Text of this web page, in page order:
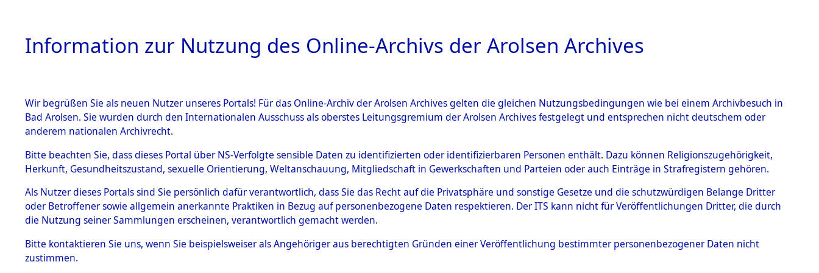
HOME BESTANDSBESCHREIBUNG ARCHIVALE ÜBERSICHT BILD
BESTÄNDE
Inhaftierungsdoku
mente
5. Verschiedenes
Todesmärsche
5.3.1 Alliierte
Evakuierung des Konzentrationslagers Flossenbürg und seiner
Außenkommandos→0067 (84619139)
0067 (84619139)
Information zur Nutzung des Online-Archivs der Arolsen Archives
Wir begrüßen Sie als neuen Nutzer unseres Portals! Für das Online-Archiv der Arolsen Archives gelten die gleichen Nutzungsbedingungen wie bei einem Archivbesuch in
Bad Arolsen. Sie wurden durch den Internationalen Ausschuss als oberstes Leitungsgremium der Arolsen Archives festgelegt und entsprechen nicht deutschem oder
anderem nationalen Archivrecht.
Bitte beachten Sie, dass dieses Portal über NS-Verfolgte sensible Daten zu identifizierten oder identifizierbaren Personen enthält. Dazu können Religionszugehörigkeit,
Herkunft, Gesundheitszustand, sexuelle Orientierung, Weltanschauung, Mitgliedschaft in Gewerkschaften und Parteien oder auch Einträge in Strafregistern gehören.
Als Nutzer dieses Portals sind Sie persönlich dafür verantwortlich, dass Sie das Recht auf die Privatsphäre und sonstige Gesetze und die schutzwürdigen Belange Dritter
oder Betroffener sowie allgemein anerkannte Praktiken in Bezug auf personenbezogene Daten respektieren. Der ITS kann nicht für Veröffentlichungen Dritter, die durch
die Nutzung seiner Sammlungen erscheinen, verantwortlich gemacht werden.
Bitte kontaktieren Sie uns, wenn Sie beispielsweiser als Angehöriger aus berechtigten Gründen einer Veröffentlichung bestimmter personenbezogener Daten nicht
zustimmen.